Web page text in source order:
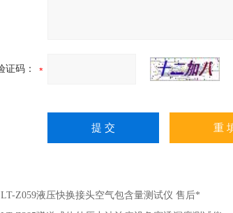
证码：
LT-Z059液压快换接头空气包含量测试仪 售后*